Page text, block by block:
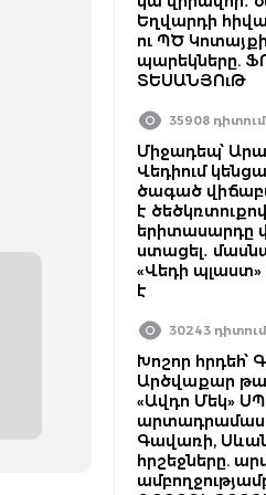
Եղվարդի
ու ՊԾ
պարեկները.
ՏԵՍԱՆՅՈւԹ
35908 դիտում
Միջադեպ՝
Վեդիում
ծագած
է
երիտասարդը
ստացել․
«Վեդի պլաստ»
է
30243 դիտում
Խոշոր
Արծվաքար
«Ավդո Մեկ»
Գավառի,
հրշեջները.